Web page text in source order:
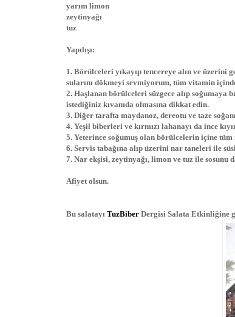
yarım limon
zeytinyağı
tuz
Yapılışı:
1. Börülceleri yıkayıp tencereye alın ve üzerini
sularını dökmeyi sevmiyorum, tüm vitamin
2. Haşlanan börülceleri süzgece alıp soğumaya
istediğiniz kıvamda olmasına dikkat edin.
3. Diğer tarafta maydanoz, dereotu ve taze
4. Yeşil biberleri ve kırmızı lahanayı da ince
5. Yeterince soğumuş olan börülcelerin içine tüm
6. Servis tabağına alıp üzerini nar taneleri ile
7. Nar ekşisi, zeytinyağı, limon ve tuz ile sosunu
Afiyet olsun.
Bu salatayı TuzBiber Dergisi Salata Etkinliğine